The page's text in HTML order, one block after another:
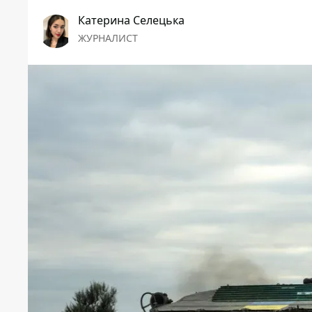
Катерина Селецька
ЖУРНАЛИСТ